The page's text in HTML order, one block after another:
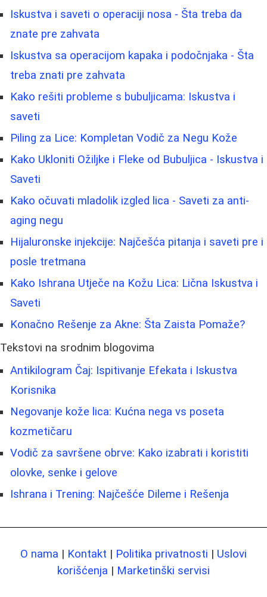
Iskustva i saveti o operaciji nosa - Šta treba da
znate pre zahvata
Iskustva sa operacijom kapaka i podočnjaka - Šta
treba znati pre zahvata
Kako rešiti probleme s bubuljicama: Iskustva i
saveti
Piling za Lice: Kompletan Vodič za Negu Kože
Kako Ukloniti Ožiljke i Fleke od Bubuljica - Iskustva i
Saveti
Kako očuvati mladolik izgled lica - Saveti za anti-
aging negu
Hijaluronske injekcije: Najčešća pitanja i saveti pre i
posle tretmana
Kako Ishrana Utječe na Kožu Lica: Lična Iskustva i
Saveti
Konačno Rešenje za Akne: Šta Zaista Pomaže?
Tekstovi na srodnim blogovima
Antikilogram Čaj: Ispitivanje Efekata i Iskustva
Korisnika
Negovanje kože lica: Kućna nega vs poseta
kozmetičaru
Vodič za savršene obrve: Kako izabrati i koristiti
olovke, senke i gelove
Ishrana i Trening: Najčešće Dileme i Rešenja
O nama | Kontakt | Politika privatnosti | Uslovi
korišćenja | Marketinški servisi